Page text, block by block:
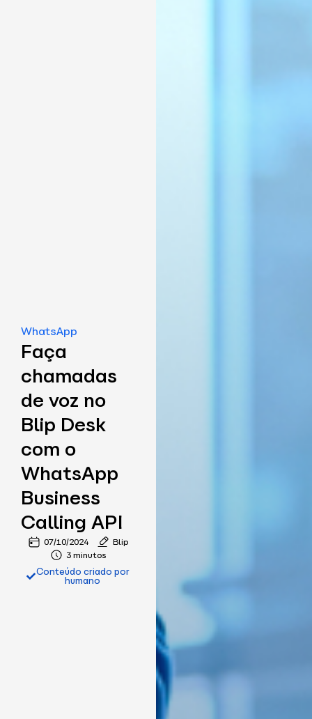
WhatsApp
Faça
chamadas
de voz no
Blip Desk
com o
WhatsApp
Business
Calling API
07/10/2024
Blip
3 minutos
Conteúdo criado por
humano